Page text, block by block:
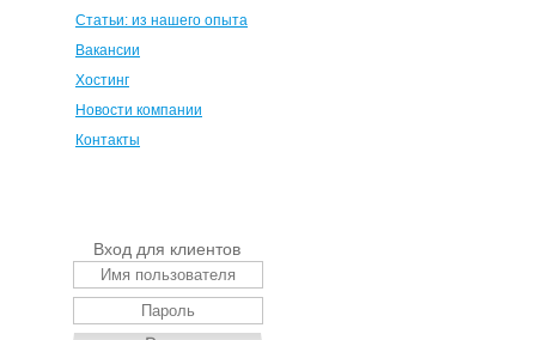
Статьи: из нашего опыта
Вакансии
Хостинг
Новости компании
Контакты
Вход для клиентов